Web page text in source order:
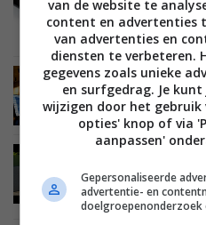
Review: Leema
versterker – Van
productieversie
INTERVIEW MUSIC
Interview: Deel 23 –
Liaison – One-Mic,
RECEIVERS EN
Review: Temporal
box met
van de website te
content en advertenties
van advertenties en
diensten te verbeteren.
gegevens zoals unieke
en surfgedrag. Je
wijzigen door het gebruik
opties' knop of via
aanpassen'
Gepersonaliseerde
advertentie- en
doelgroepenonderzoek